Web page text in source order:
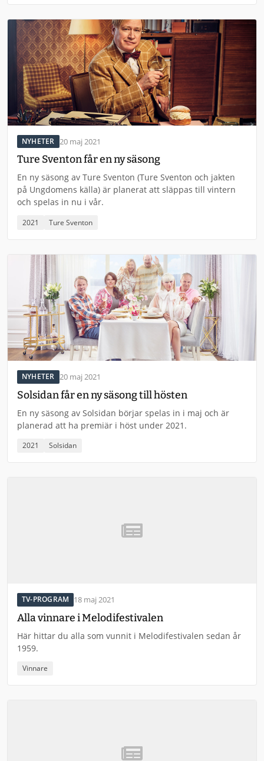
NYHETER 20 maj 2021
Ture Sventon får en ny säsong
En ny säsong av Ture Sventon (Ture Sventon och jakten
på Ungdomens källa) är planerat att släppas till vintern
och spelas in nu i vår.
2021 Ture Sventon
NYHETER 20 maj 2021
Solsidan får en ny säsong till hösten
En ny säsong av Solsidan börjar spelas in i maj och är
planerad att ha premiär i höst under 2021.
2021 Solsidan
TV-PROGRAM 18 maj 2021
Alla vinnare i Melodifestivalen
Här hittar du alla som vunnit i Melodifestivalen sedan år
1959.
Vinnare